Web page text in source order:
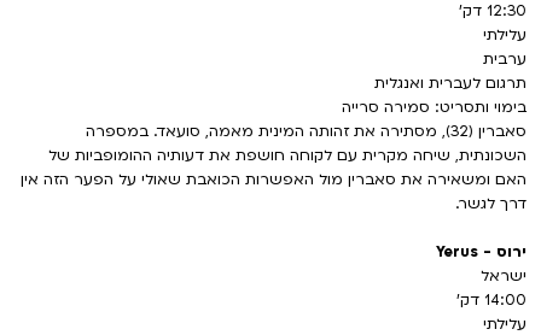
12:30 דק'
עלילתי
ערבית
תרגום לעברית ואנגלית
בימוי ותסריט: סמירה סרייה
סאברין (32), מסתירה את זהותה המינית מאמה, סועאד. במספרה
השכונתית, שיחה מקרית עם לקוחה חושפת את דעותיה ההומופביות של
האם ומשאירה את סאברין מול האפשרות הכואבת שאולי על הפער הזה אין
דרך לגשר.
ירוס - Yerus
ישראל
14:00 דק'
עלילתי